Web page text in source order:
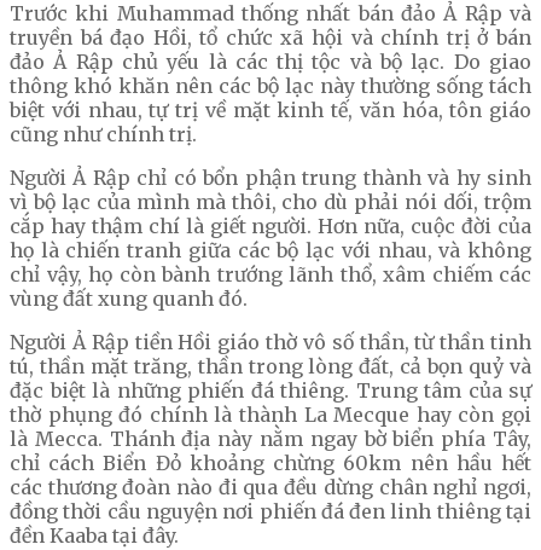
Trước khi Muhammad thống nhất bán đảo Ả Rập và
truyền bá đạo Hồi, tổ chức xã hội và chính trị ở bán
đảo Ả Rập chủ yếu là các thị tộc và bộ lạc. Do giao
thông khó khăn nên các bộ lạc này thường sống tách
biệt với nhau, tự trị về mặt kinh tế, văn hóa, tôn giáo
cũng như chính trị.
Người Ả Rập chỉ có bổn phận trung thành và hy sinh
vì bộ lạc của mình mà thôi, cho dù phải nói dối, trộm
cắp hay thậm chí là giết người. Hơn nữa, cuộc đời của
họ là chiến tranh giữa các bộ lạc với nhau, và không
chỉ vậy, họ còn bành trướng lãnh thổ, xâm chiếm các
vùng đất xung quanh đó.
Người Ả Rập tiền Hồi giáo thờ vô số thần, từ thần tinh
tú, thần mặt trăng, thần trong lòng đất, cả bọn quỷ và
đặc biệt là những phiến đá thiêng. Trung tâm của sự
thờ phụng đó chính là thành La Mecque hay còn gọi
là Mecca. Thánh địa này nằm ngay bờ biển phía Tây,
chỉ cách Biển Đỏ khoảng chừng 60km nên hầu hết
các thương đoàn nào đi qua đều dừng chân nghỉ ngơi,
đồng thời cầu nguyện nơi phiến đá đen linh thiêng tại
đền Kaaba tại đây.